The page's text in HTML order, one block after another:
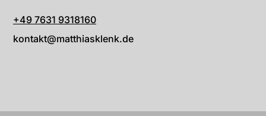
+49 7631 9318160
kontakt@matthiasklenk.de